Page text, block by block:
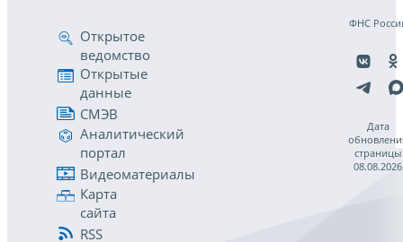
Открытое
ведомство
Открытые
данные
СМЭВ
Аналитический
портал
Видеоматериалы
Карта
сайта
RSS
ФНС
Дата
страницы
08.08.2026